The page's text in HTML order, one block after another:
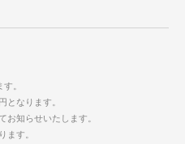
。
となります。
お知らせいたします。
ます。